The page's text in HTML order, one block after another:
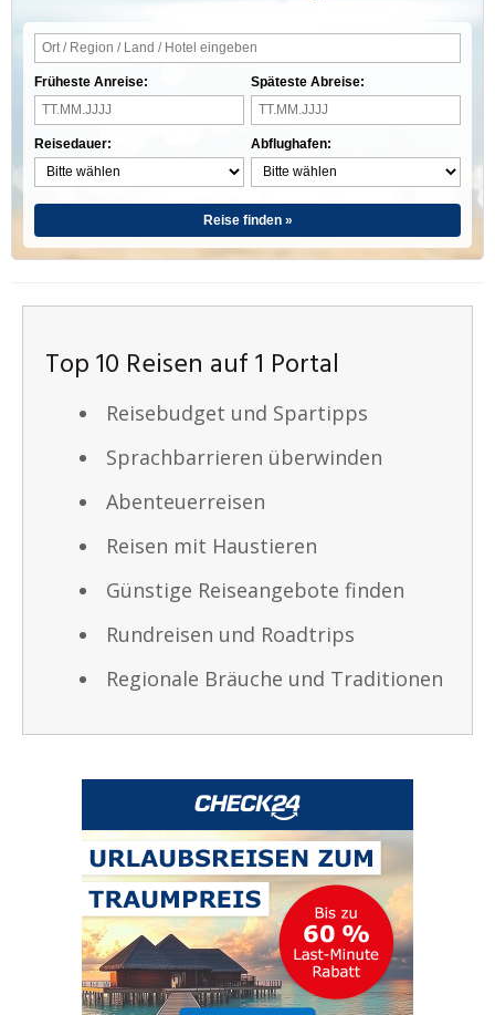
Früheste Anreise:
Reisedauer:
Späteste Abreise:
Abflughafen:
Reise finden »
Top 10 Reisen auf 1 Portal
Reisebudget und Spartipps
Sprachbarrieren überwinden
Abenteuerreisen
Reisen mit Haustieren
Günstige Reiseangebote finden
Rundreisen und Roadtrips
Regionale Bräuche und Traditionen